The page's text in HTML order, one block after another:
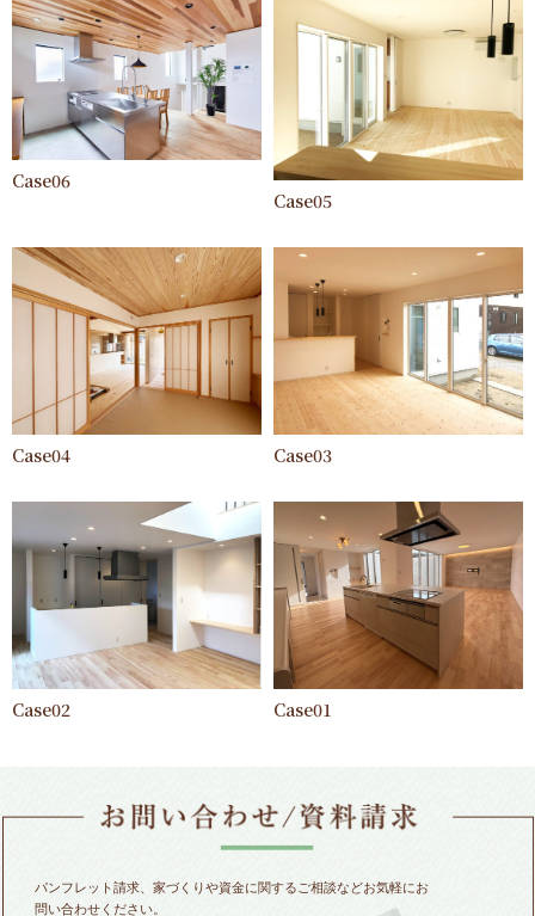
Case06
Case05
Case04 Case03
Case02 Case01
パンフレット請求、家づくりや資金に関するご相談などお気軽にお
問い合わせください。